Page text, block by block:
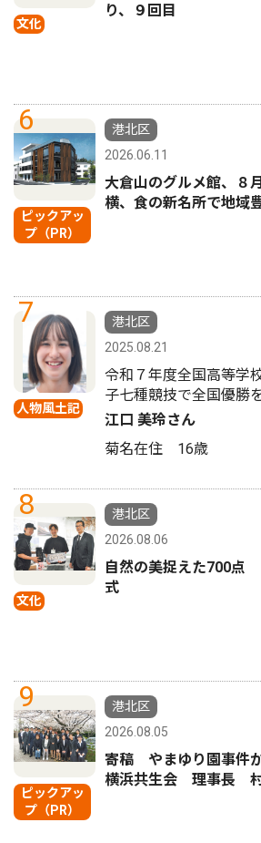
文化
り、９回目
6
ピックアッ
プ（PR）
港北区
2026.06.11
大倉山のグルメ館、８
横、食の新名所で地域
7
人物風土記
港北区
2025.08.21
令和７年度全国高等学
子七種競技で全国優勝
江口 美玲さん
菊名在住 16歳
8
文化
港北区
2026.08.06
自然の美捉えた700点
式
9
ピックアッ
プ（PR）
港北区
2026.08.05
寄稿 やまゆり園事件
横浜共生会 理事長